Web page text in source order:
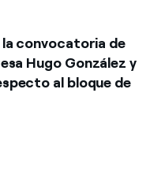
convocatoria de
Hugo González y
al bloque de